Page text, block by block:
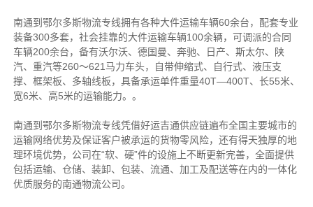
南通到鄂尔多斯物流专线拥有各种大件运输车辆60余台，配套专业
装备300多套，社会挂靠的大件运输车辆100余辆，可调派的合同
车辆200余台，备有沃尔沃、德国曼、奔驰、日产、斯太尔、陕
汽、重汽等260～621马力车头，自带伸缩式、自行式、液压支
撑、框架板、多轴线板，具备承运单件重量40T—400T、长55米、
宽6米、高5米的运输能力。。
南通到鄂尔多斯物流专线凭借好运吉通供应链遍布全国主要城市的
运输网络优势及保证客户被承运的货物零风险，还有得天独厚的地
理环境优势，公司在“软、硬”件的设施上不断更新完善，全面提供
包括运输、仓储、装卸、包装、流通、加工及配送等在内的一体化
优质服务的南通物流公司。